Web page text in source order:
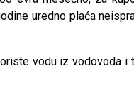
uredno plaća
vodu iz vodovoda i